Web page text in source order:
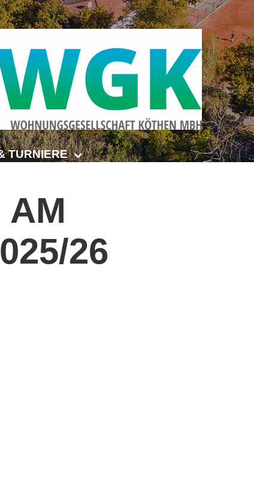
TURNIERE
Cup 2026
Anhalt
AM
26